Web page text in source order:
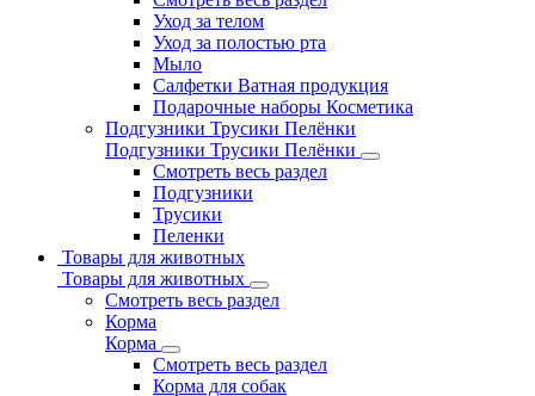
Уход за телом
Уход за полостью рта
Мыло
Салфетки Ватная продукция
Подарочные наборы Косметика
Подгузники Трусики Пелёнки
Подгузники Трусики Пелёнки
Смотреть весь раздел
Подгузники
Трусики
Пеленки
Товары для животных
Товары для животных
Смотреть весь раздел
Корма
Корма
Смотреть весь раздел
Корма для собак